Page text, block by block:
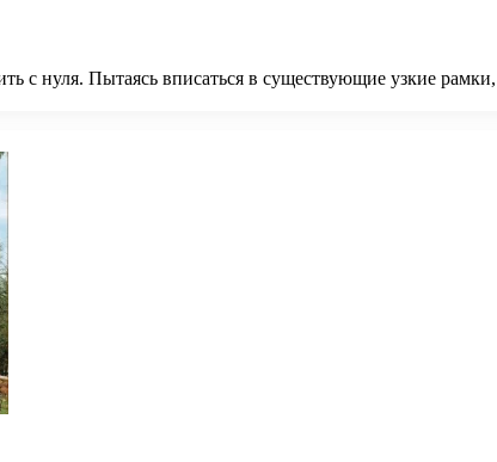
с нуля. Пытаясь вписаться в существующие узкие